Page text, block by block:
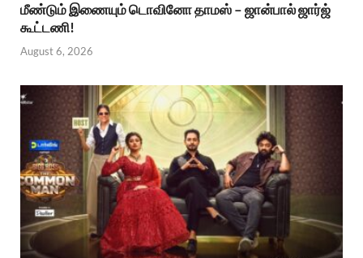
மீண்டும் இணையும் டொவினோ தாமஸ் – ஜான்பால் ஜார்ஜ்
கூட்டணி!
August 6, 2026